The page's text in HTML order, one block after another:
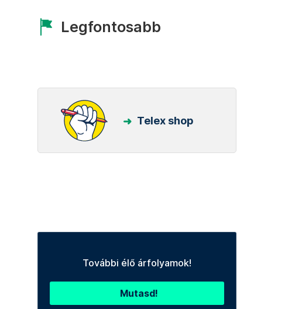
Legfontosabb
Telex shop
További élő árfolyamok!
Mutasd!